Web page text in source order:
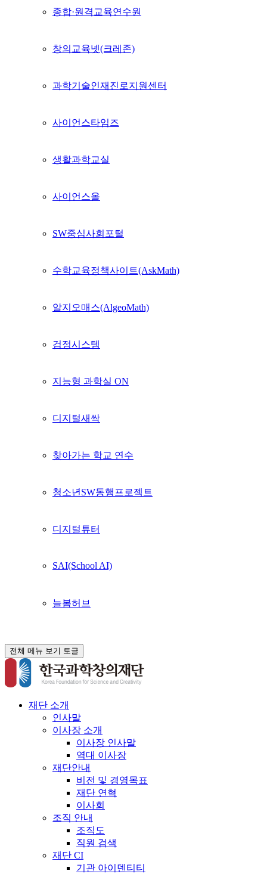
종합·원격교육연수원
창의교육넷(크레존)
과학기술인재진로지원센터
사이언스타임즈
생활과학교실
사이언스올
SW중심사회포털
수학교육정책사이트(AskMath)
알지오매스(AlgeoMath)
검정시스템
지능형 과학실 ON
디지털새싹
찾아가는 학교 연수
청소년SW동행프로젝트
디지털튜터
SAI(School AI)
늘봄허브
전체 메뉴 보기 토글
재단 소개
인사말
이사장 소개
이사장 인사말
역대 이사장
재단안내
비전 및 경영목표
재단 연혁
이사회
조직 안내
조직도
직원 검색
재단 CI
기관 아이덴티티